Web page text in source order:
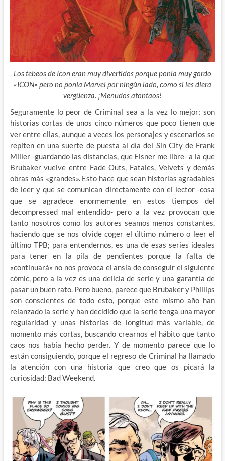
Los tebeos de Icon eran muy divertidos porque ponía muy gordo
«ICON» pero no ponía Marvel por ningún lado, como si les diera
vergüenza. ¡Menudos atontaos!
Seguramente lo peor de Criminal sea a la vez lo mejor; son
historias cortas de unos cinco números que poco tienen que
ver entre ellas, aunque a veces los personajes y escenarios se
repiten en una suerte de puesta al día del Sin City de Frank
Miller -guardando las distancias, que Eisner me libre- a la que
Brubaker vuelve entre Fade Outs, Fatales, Velvets y demás
obras más «grandes». Esto hace que sean historias agradables
de leer y que se comunican directamente con el lector -cosa
que se agradece enormemente en estos tiempos del
decompressed mal entendido- pero a la vez provocan que
tanto nosotros como los autores seamos menos constantes,
haciendo que se nos olvide coger el último número o leer el
último TPB; para entendernos, es una de esas series ideales
para tener en la pila de pendientes porque la falta de
«continuará» no nos provoca el ansia de conseguir el siguiente
cómic, pero a la vez es una delicia de serie y una garantía de
pasar un buen rato. Pero bueno, parece que Brubaker y Phillips
son conscientes de todo esto, porque este mismo año han
relanzado la serie y han decidido que la serie tenga una mayor
regularidad y unas historias de longitud más variable, de
momento más cortas, buscando crearnos el hábito que tanto
caos nos había hecho perder. Y de momento parece que lo
están consiguiendo, porque el regreso de Criminal ha llamado
la atención con una historia que creo que os picará la
curiosidad: Bad Weekend.